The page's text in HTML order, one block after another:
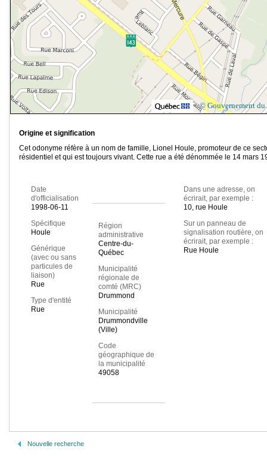
© Gouvernement du
Origine et signification
Cet odonyme réfère à un nom de famille, Lionel Houle, promoteur de ce
résidentiel et qui est toujours vivant. Cette rue a été dénommée le 14 mars
Date
d'officialisation
1998-06-11
Spécifique
Houle
Générique
(avec ou sans
particules de
liaison)
Rue
Type d'entité
Rue
Région
administrative
Centre-du-
Québec
Municipalité
régionale de
comté (MRC)
Drummond
Municipalité
Drummondville
(Ville)
Code
géographique de
la municipalité
49058
Dans une adresse, on
écrirait, par exemple :
10, rue Houle
Sur un panneau de
signalisation routière, on
écrirait, par exemple :
Rue Houle
Nouvelle recherche